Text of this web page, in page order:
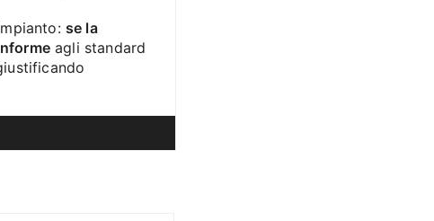
se la
agli standard